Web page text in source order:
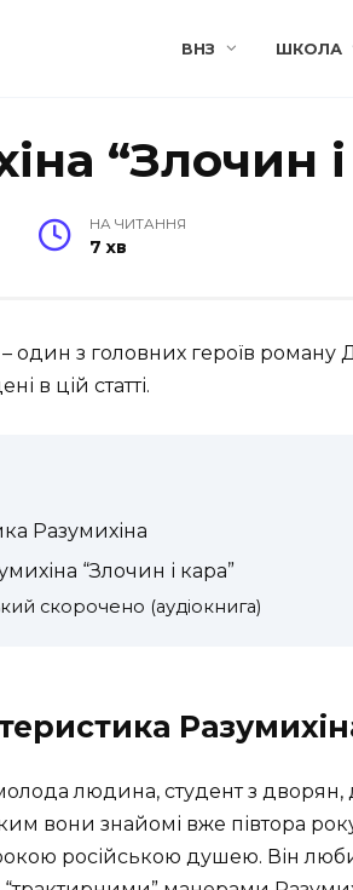
ВНЗ ШКОЛА
“Злочин
НА ЧИТАННЯ
7 хв
– один з головних героїв роману
в цій статті.
Разумихіна
“Злочин і кара”
скорочено (аудіокнига)
людина, студент з дворян,
вони знайомі вже півтора
російською душею. Він